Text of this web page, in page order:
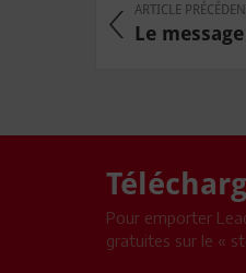
ARTICLE
Le
Pour emporter
gratuites sur le «